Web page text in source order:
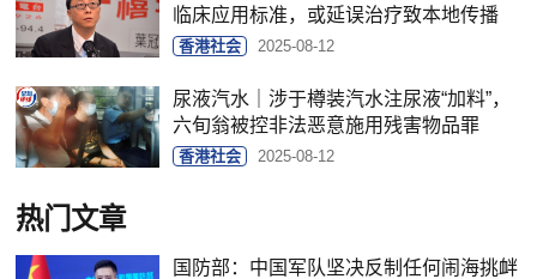
临床应用标准，或延误治疗致本地传播
香港社会 2025-08-12
尿液汽水｜涉于樽装汽水注尿液“加料”，
六旬翁被控非法恶意施用残害物品罪
香港社会 2025-08-12
热门文章
国防部：中国军队坚决反制任何闹海挑衅